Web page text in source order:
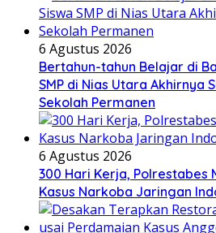
6 Agustus 2026
Bertahun-tahun Belajar di
SMP di Nias Utara Akhirnya
Sekolah Permanen
6 Agustus 2026
300 Hari Kerja, Polrestabes
Kasus Narkoba Jaringan